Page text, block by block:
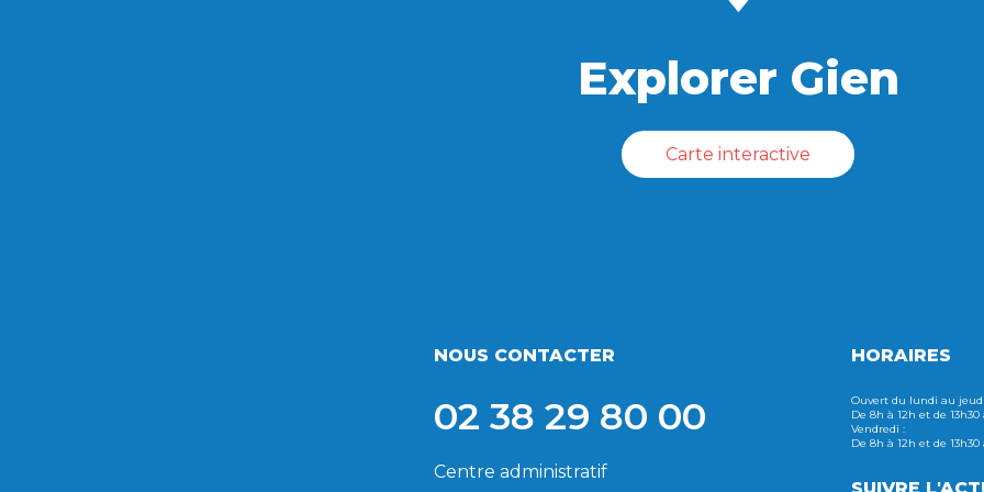
Explorer Gien
Carte interactive
NOUS CONTACTER
02 38 29 80 00
Centre administratif
HORAIRES
Ouvert du lundi au
De 8h à 12h et de 13h30
Vendredi :
De 8h à 12h et de 13h30